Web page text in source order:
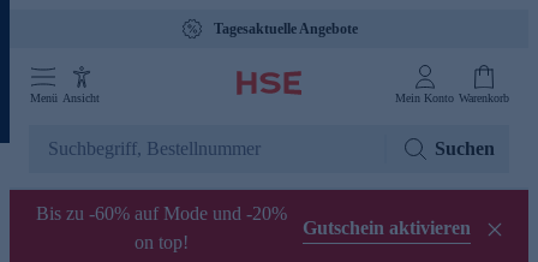
Tagesaktuelle Angebote
Menü Ansicht Mein Konto Warenkorb
Suchen
Bis zu -60% auf Mode und -20%
on top!
Gutschein aktivieren